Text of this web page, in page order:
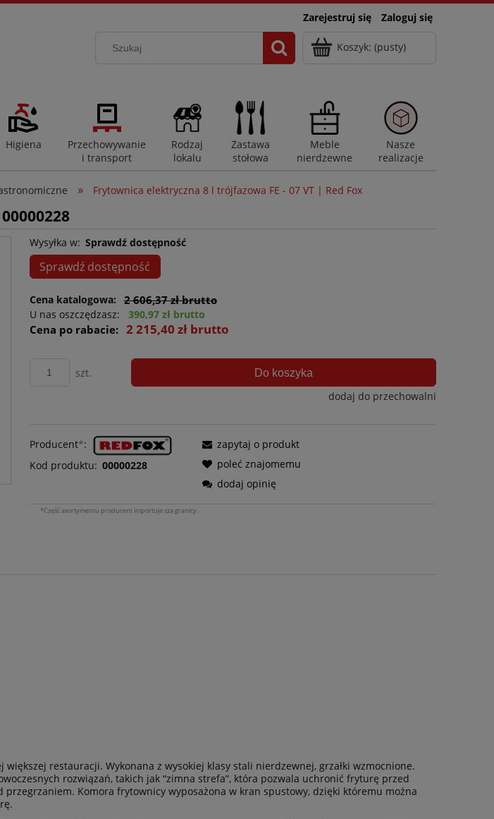
Zarejestruj się Zaloguj się
Koszyk: (pusty)
Higiena
Przechowywanie
i transport
Rodzaj
lokalu
Zastawa
stołowa
Meble
nierdzewne
Nasze
realizacje
» Frytownica elektryczna 8 l trójfazowa FE - 07 VT | Red Fox
00000228
Wysyłka w: Sprawdź dostępność
Sprawdź dostępność
Cena katalogowa: 2 606,37 zł brutto
U nas oszczędzasz: 390,97 zł brutto
Cena po rabacie: 2 215,40 zł brutto
szt. Do koszyka
dodaj do przechowalni
Producent*:
Kod produktu: 00000228
zapytaj o produkt
poleć znajomemu
dodaj opinię
*Część asortymentu producent importuje zza granicy.
restauracji. Wykonana z wysokiej klasy stali nierdzewnej, grzałki wzmocnione.
rozwiązań, takich jak “zimna strefa”, która pozwala uchronić fryturę przed
Komora frytownicy wyposażona w kran spustowy, dzięki któremu można